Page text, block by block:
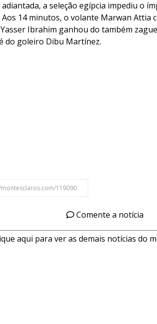
adiantada, a seleção egípcia impediu o
14 minutos, o volante Marwan Attia
Ibrahim ganhou do também
do goleiro Dibu Martínez.
Comente a notícia
aqui para ver as demais notícias do